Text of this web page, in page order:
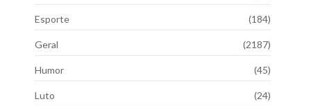
Esporte (184)
Geral (2187)
Humor (45)
Luto (24)